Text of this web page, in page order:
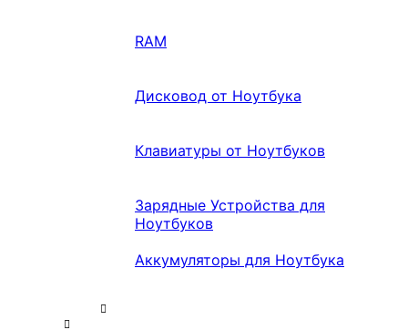
RAM
Дисковод от Ноутбука
Клавиатуры от Ноутбуков
Зарядные Устройства для
Ноутбуков
Аккумуляторы для Ноутбука